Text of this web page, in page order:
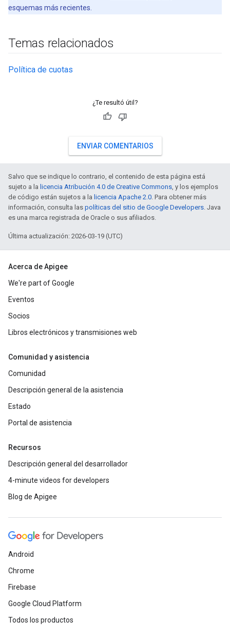
esquemas más recientes.
Temas relacionados
Política de cuotas
¿Te resultó útil?
ENVIAR COMENTARIOS
Salvo que se indique lo contrario, el contenido de esta página está
sujeto a la licencia Atribución 4.0 de Creative Commons, y los ejemplos
de código están sujetos a la licencia Apache 2.0. Para obtener más
información, consulta las políticas del sitio de Google Developers. Java
es una marca registrada de Oracle o sus afiliados.
Última actualización: 2026-03-19 (UTC)
Acerca de Apigee
We're part of Google
Eventos
Socios
Libros electrónicos y transmisiones web
Comunidad y asistencia
Comunidad
Descripción general de la asistencia
Estado
Portal de asistencia
Recursos
Descripción general del desarrollador
4-minute videos for developers
Blog de Apigee
Android
Chrome
Firebase
Google Cloud Platform
Todos los productos